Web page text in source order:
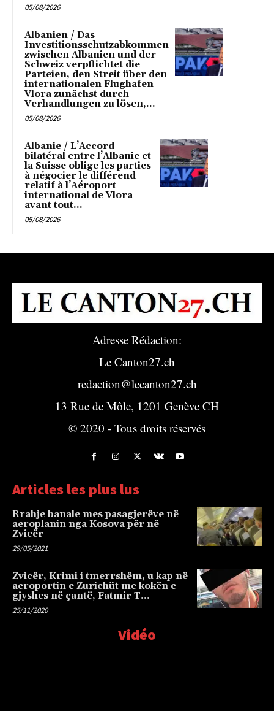
05/08/2026
Albanien / Das
Investitionsschutzabkommen
zwischen Albanien und der
Schweiz verpflichtet die
Parteien, den Streit über den
internationalen Flughafen
Vlora zunächst durch
Verhandlungen zu lösen,...
05/08/2026
Albanie / L’Accord
bilatéral entre l’Albanie et
la Suisse oblige les parties
à négocier le différend
relatif à l’Aéroport
international de Vlora
avant tout...
05/08/2026
Adresse Rédaction:
Le Canton27.ch
redaction@lecanton27.ch
13 Rue de Môle, 1201 Genève CH
© 2020 - Tous droits réservés
Articles les plus lus
Rrahje banale mes pasagjerëve në
aeroplanin nga Kosova për në
Zvicër
29/05/2021
Zvicër, Krimi i tmerrshëm, u kap në
aeroportin e Zurichüt me kokën e
gjyshes në çantë, Fatmir T…
25/11/2020
Vidéo